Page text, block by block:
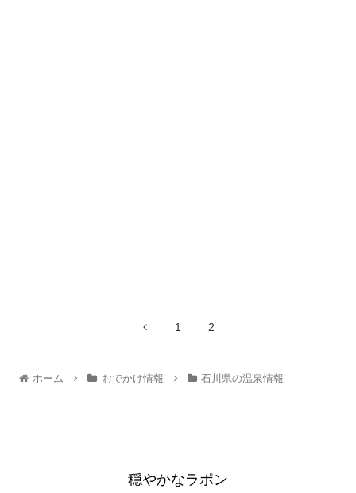
1 2
ホーム おでかけ情報 石川県の温泉情報
穏やかなラポン